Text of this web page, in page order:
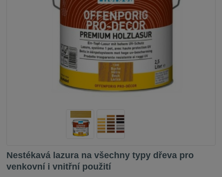
Nestékavá lazura na všechny typy dřeva pro
venkovní i vnitřní použití